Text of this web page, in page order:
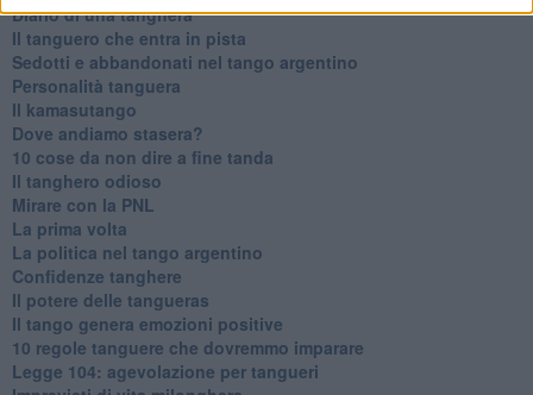
Diario di una tanghera
Il tanguero che entra in pista
Sedotti e abbandonati nel tango argentino
Personalità tanguera
Il kamasutango
Dove andiamo stasera?
10 cose da non dire a fine tanda
Il tanghero odioso
Mirare con la PNL
La prima volta
La politica nel tango argentino
Confidenze tanghere
Il potere delle tangueras
Il tango genera emozioni positive
10 regole tanguere che dovremmo imparare
Legge 104: agevolazione per tangueri